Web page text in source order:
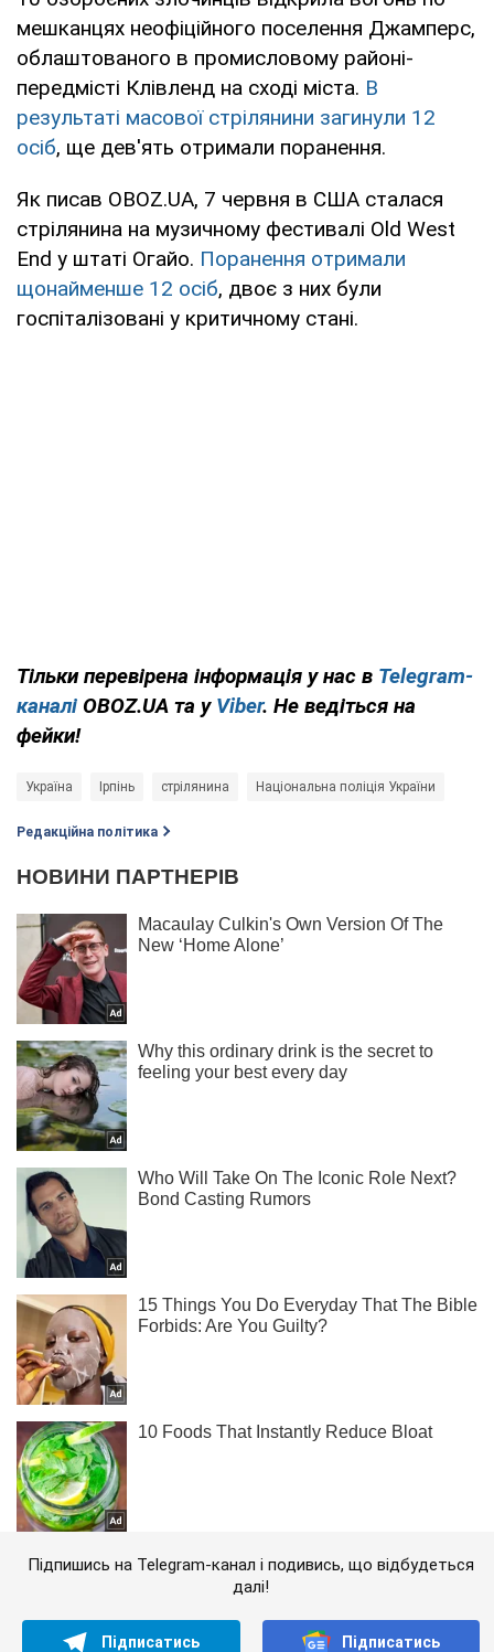
мешканцях неофіційного поселення Джамперс,
облаштованого в промисловому районі-
передмісті Клівленд на сході міста. В
результаті масової стрілянини загинули 12
осіб, ще дев'ять отримали поранення.
Як писав OBOZ.UA, 7 червня в США сталася
стрілянина на музичному фестивалі Old West
End у штаті Огайо. Поранення отримали
щонайменше 12 осіб, двоє з них були
госпіталізовані у критичному стані.
Тільки перевірена інформація у нас в Telegram-
каналі OBOZ.UA та у Viber. Не ведіться на
фейки!
Україна Ірпінь стрілянина Національна поліція України
Редакційна політика
Підпишись на Telegram-канал і подивись, що відбудеться
далі!
Підписатись Підписатись